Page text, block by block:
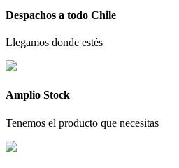
Despachos a todo Chile
Llegamos donde estés
Amplio Stock
Tenemos el producto que necesitas